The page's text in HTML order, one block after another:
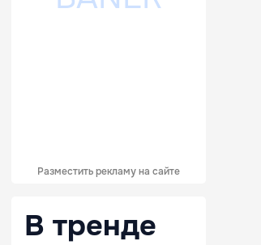
Разместить рекламу на сайте
В тренде